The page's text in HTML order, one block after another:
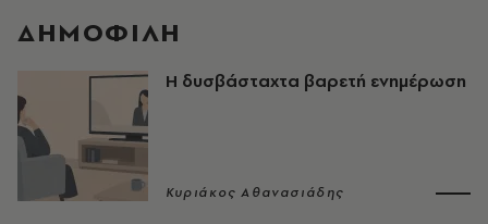
ΔΗΜΟΦΙΛΗ
Η δυσβάσταχτα βαρετή ενημέρωση
Κυριάκος Αθανασιάδης